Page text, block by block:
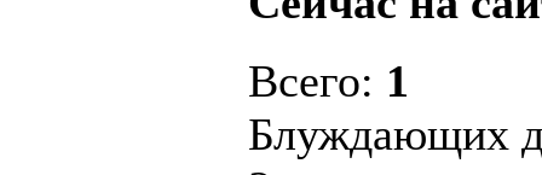
Всего: 1
Блуждающих